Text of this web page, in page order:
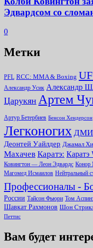
Эдвардсом со
0
Метки
PFL RCC: MMA & Boxing
Александр Усик Александр
Царукян Артем
Артур Бетербиев Бенсон Хендерсон
Легконогих
Деонтей Уайлдер Джамал
Махачев Каратэ: Каратэ
Ковингтон — Леон Эдвардс Конор
Магомед Исмаилов Нейтральный
Профессионалы -
России Тайсон Фьюри Том
Шавкат Рахмонов Шон
Петтис
Вам будет